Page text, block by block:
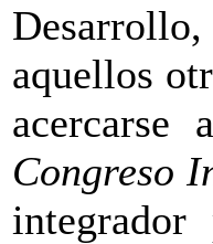
aquellos
acercarse
Congreso